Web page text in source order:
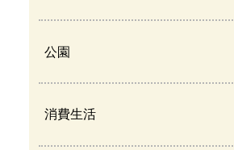
公園
消費生活